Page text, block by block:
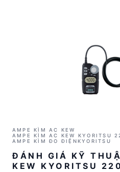
AMPE KÌM AC KEW
AMPE KÌM AC KEW KYORITSU
AMPE KÌM ĐO ĐIỆNKYORITSU
ĐÁNH GIÁ KỸ
KEW KYORITSU